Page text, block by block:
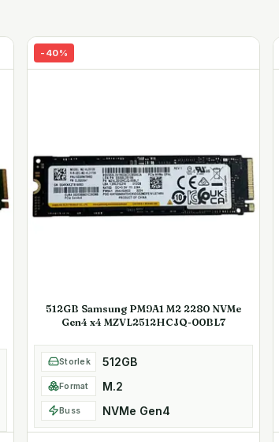
- 40%
512GB Samsung PM9A1 M2 2280 NVMe
Gen4 x4 MZVL2512HCJQ-00BL7
Storlek 512GB
Format M.2
Buss NVMe Gen4